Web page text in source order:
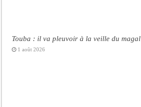
Touba : il va pleuvoir à la veille du magal
1 août 2026